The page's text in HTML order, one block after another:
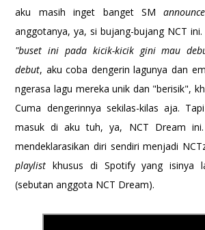
aku masih inget banget SM
anggotanya, ya, si bujang-bujang NCT
"buset ini pada kicik-kicik gini mau
debut, aku coba dengerin lagunya dan
ngerasa lagu mereka unik dan "berisik",
Cuma dengerinnya sekilas-kilas aja.
masuk di aku tuh, ya, NCT Dream ini.
mendeklarasikan diri sendiri menjadi
playlist khusus di Spotify yang isinya
(sebutan anggota NCT Dream).